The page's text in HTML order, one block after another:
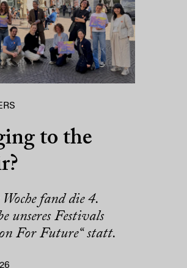
to the
fand die 4.
unseres Festivals
For Future“ statt.